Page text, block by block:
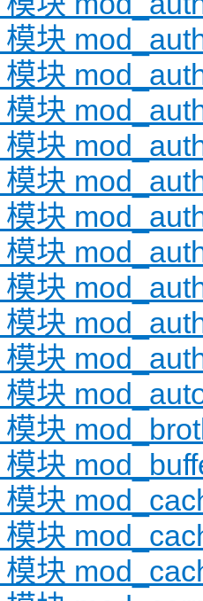
块
块
块
块
块
块
块
块
块
块
块
块
块
块
块
块